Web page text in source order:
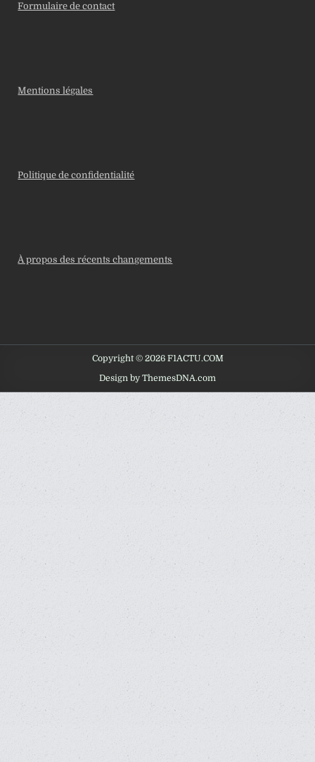
Formulaire de contact
Mentions légales
Politique de confidentialité
À propos des récents changements
Copyright © 2026 F1ACTU.COM
Design by ThemesDNA.com